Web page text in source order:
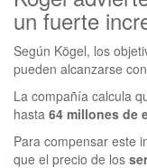
un fuerte
Según Kögel, los
pueden alcanzarse
La compañía calcula
hasta 64 millones de
Para compensar este
que el precio de los